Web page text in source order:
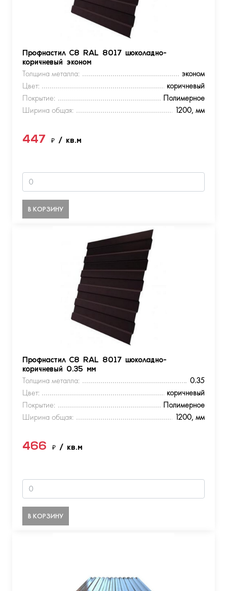
Профнастил С8 RAL 8017 шоколадно-
коричневый эконом
Толщина металла:
эконом
Цвет:
коричневый
Покрытие:
Полимерное
Ширина общая:
1200, мм
447 ₽ / кв.м
В КОРЗИНУ
Профнастил С8 RAL 8017 шоколадно-
коричневый 0.35 мм
Толщина металла:
0.35
Цвет:
коричневый
Покрытие:
Полимерное
Ширина общая:
1200, мм
466 ₽ / кв.м
В КОРЗИНУ